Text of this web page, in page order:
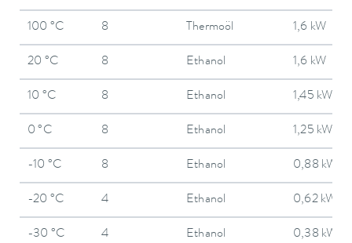
100 °C 8 Thermoöl 1,6 kW
20 °C 8 Ethanol 1,6 kW
10 °C 8 Ethanol 1,45 kW
0 °C 8 Ethanol 1,25 kW
-10 °C 8 Ethanol 0,88 kW
-20 °C 4 Ethanol 0,62 kW
-30 °C 4 Ethanol 0,38 kW